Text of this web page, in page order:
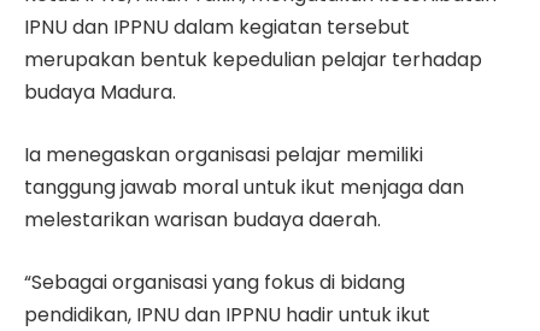
IPNU dan IPPNU dalam kegiatan tersebut
merupakan bentuk kepedulian pelajar terhadap
budaya Madura.
Ia menegaskan organisasi pelajar memiliki
tanggung jawab moral untuk ikut menjaga dan
melestarikan warisan budaya daerah.
“Sebagai organisasi yang fokus di bidang
pendidikan, IPNU dan IPPNU hadir untuk ikut